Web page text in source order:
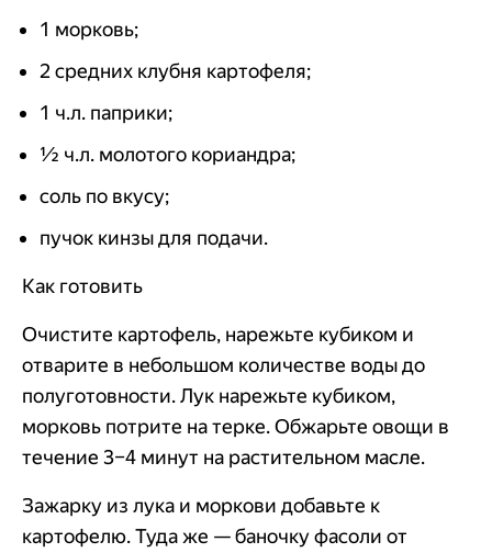
1 морковь;
2 средних клубня картофеля;
1 ч.л. паприки;
½ ч.л. молотого кориандра;
соль по вкусу;
пучок кинзы для подачи.
Как готовить
Очистите картофель, нарежьте кубиком и
отварите в небольшом количестве воды до
полуготовности. Лук нарежьте кубиком,
морковь потрите на терке. Обжарьте овощи в
течение 3–4 минут на растительном масле.
Зажарку из лука и моркови добавьте к
картофелю. Туда же — баночку фасоли от